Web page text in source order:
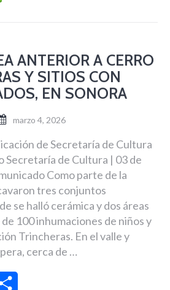
ANTERIOR A CERRO
Y SITIOS CON
EN SONORA
marzo 4, 2026
de Secretaría de Cultura
Secretaría de Cultura | 03 de
Como parte de la
tres conjuntos
se halló cerámica y dos áreas
100 inhumaciones de niños y
Trincheras. En el valle y
cerca de …